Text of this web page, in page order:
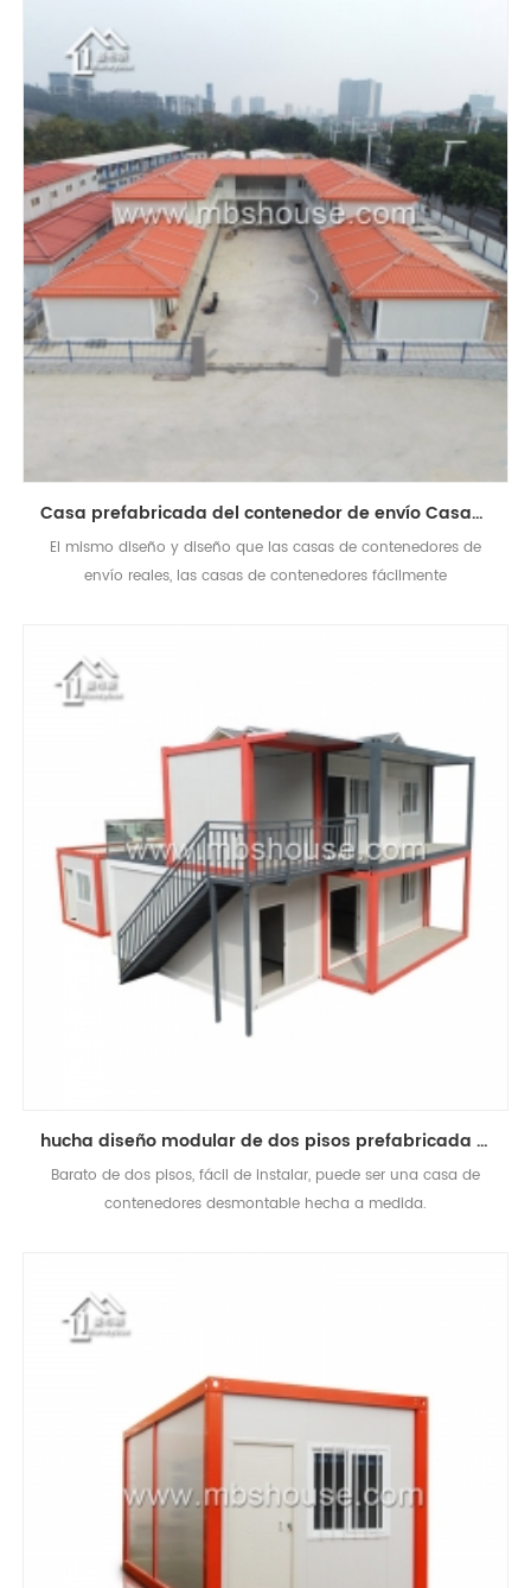
Casa prefabricada del contenedor de envío Casas que viven desmontables modulares
El mismo diseño y diseño que las casas de contenedores de
envío reales, las casas de contenedores fácilmente
hucha diseño modular de dos pisos prefabricada desmontable contenedor casa de lujo
Barato de dos pisos, fácil de instalar, puede ser una casa de
contenedores desmontable hecha a medida.